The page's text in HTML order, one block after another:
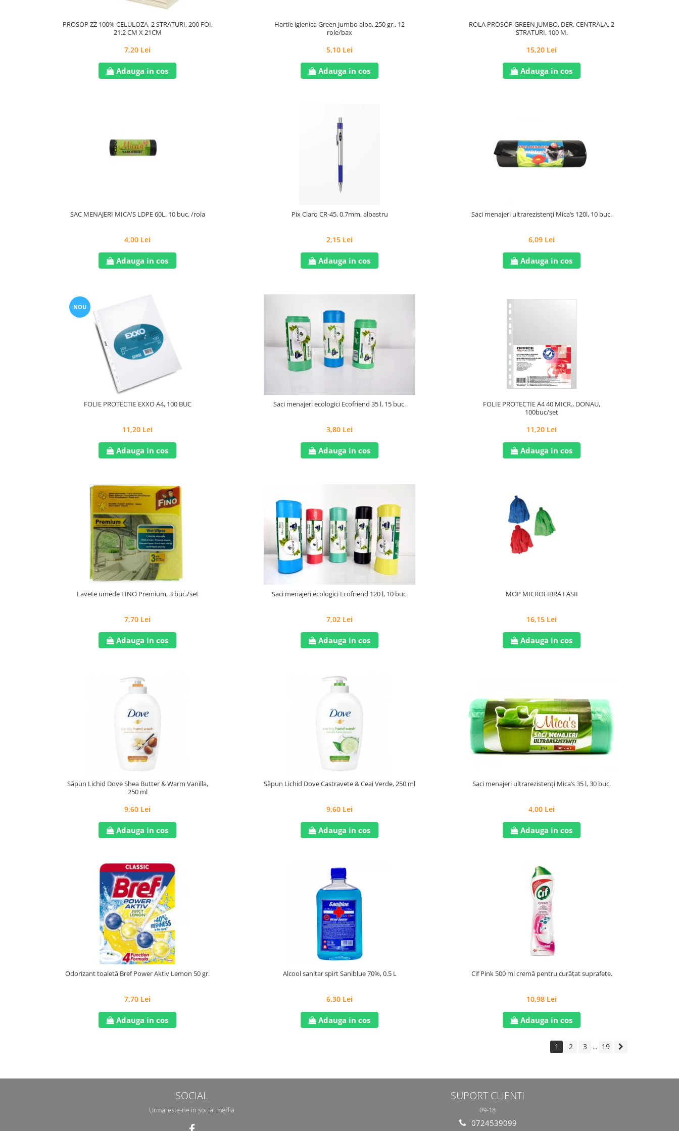
PROSOP ZZ 100% CELULOZA, 2 STRATURI, 200 FOI,
21.2 CM X 21CM
7,20 Lei
Adauga in cos
Hartie igienica Green Jumbo alba, 250 gr., 12
role/bax
5,10 Lei
Adauga in cos
ROLA PROSOP GREEN JUMBO, DER. CENTRALA, 2
STRATURI, 100 M,
15,20 Lei
Adauga in cos
SAC MENAJERI MICA'S LDPE 60L, 10 buc. /rola
4,00 Lei
Adauga in cos
Pix Claro CR-45, 0.7mm, albastru
2,15 Lei
Adauga in cos
Saci menajeri ultrarezistenți Mica’s 120l, 10 buc.
6,09 Lei
Adauga in cos
NOU
FOLIE PROTECTIE EXXO A4, 100 BUC
11,20 Lei
Adauga in cos
Saci menajeri ecologici Ecofriend 35 l, 15 buc.
3,80 Lei
Adauga in cos
FOLIE PROTECTIE A4 40 MICR., DONAU,
100buc/set
11,20 Lei
Adauga in cos
Lavete umede FINO Premium, 3 buc./set
7,70 Lei
Adauga in cos
Saci menajeri ecologici Ecofriend 120 l, 10 buc.
7,02 Lei
Adauga in cos
MOP MICROFIBRA FASII
16,15 Lei
Adauga in cos
Săpun Lichid Dove Shea Butter & Warm Vanilla,
250 ml
9,60 Lei
Adauga in cos
Săpun Lichid Dove Castravete & Ceai Verde, 250 ml
9,60 Lei
Adauga in cos
Saci menajeri ultrarezistenți Mica’s 35 l, 30 buc.
4,00 Lei
Adauga in cos
Odorizant toaletă Bref Power Aktiv Lemon 50 gr.
7,70 Lei
Adauga in cos
Alcool sanitar spirt Saniblue 70%, 0.5 L
6,30 Lei
Adauga in cos
Cif Pink 500 ml cremă pentru curățat suprafețe.
10,98 Lei
Adauga in cos
1 2 3 ... 19
SOCIAL
Urmareste-ne in social media
SUPORT CLIENTI
09-18
0724539099